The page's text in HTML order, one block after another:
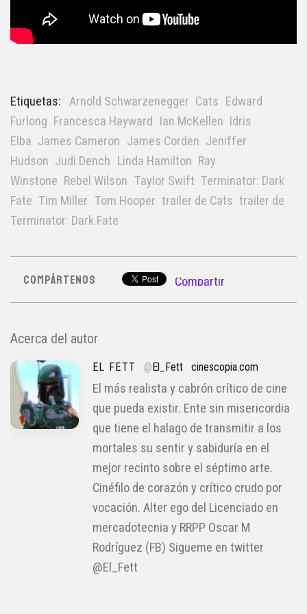
Etiquetas: Arnold Schwarzenegger Cats Edward
Furlong Francesca Hayward Ian McKellen Idris
Elba James Cameron James Corden Jeniffer
Hudson Judi Dench Linda Hamilton Ray
Winstone Rebel Wilson Taylor Swift Terminator: Dark
Fate Tim Miller Tom Hooper trailer de Cats trailer de
Terminator: Dark Fate
COMPÁRTENOS Compartir
Acerca del autor
EL FETT @El_Fett cinescopia.com
El más realista y cabrón crítico de cine
que pueda existir. Ente sin misericordia
que tiene el halago de transmitir a los
mortales su sentir y sabiduría en el
mejor recinto sobre el séptimo arte.
Cinéfilo de corazón y crítico crudo por
vocación. Alter ego del Licenciado en
mercadotecnia y RRPP Oscar M
Rodríguez (FB) Sigueme en twitter
@El_Fett